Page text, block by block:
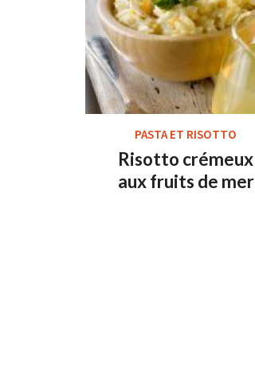
PASTA ET RISOTTO
Risotto crémeux
aux fruits de mer